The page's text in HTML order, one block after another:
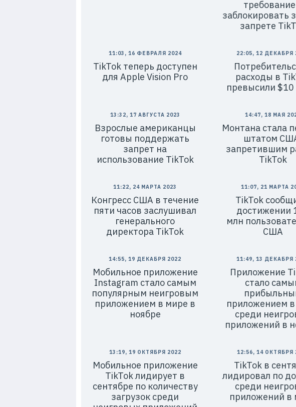
заблокировать
запрете
11:03, 16 ФЕВРАЛЯ 2024
TikTok теперь доступен
для Apple Vision Pro
22:05, 12 ДЕКАБРЯ
расходы в
превысили
13:32, 17 АВГУСТА 2023
Взрослые американцы
готовы поддержать
запрет на
использование TikTok
14:47, 18 МАЯ
Монтана стала
штатом
запретившим
TikTok
11:22, 24 МАРТА 2023
Конгресс США в течение
пяти часов заслушивал
генерального
директора TikTok
11:07, 21 МАРТА
TikTok
достижении
млн
США
14:55, 19 ДЕКАБРЯ 2022
Мобильное приложение
Instagram стало самым
популярным неигровым
приложением в мире в
ноябре
11:49, 13 ДЕКАБРЯ
Приложение
стало
приложением
среди
приложений в
13:19, 19 ОКТЯБРЯ 2022
Мобильное приложение
TikTok лидирует в
сентябре по количеству
загрузок среди
12:56, 14 ОКТЯБРЯ
TikTok в
лидировал по
среди
приложений в